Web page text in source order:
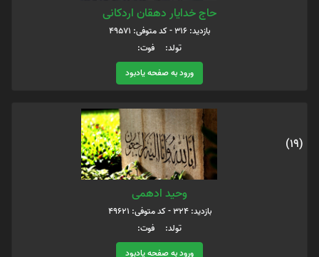
حاج خدایار دهقان اردکانی
بازدید: 316 - کد متوفی: 49571
تولد: فوت:
ورود به صفحه یادبود
(19)
وحید ادهمی
بازدید: 324 - کد متوفی: 49621
تولد: فوت:
ورود به صفحه یادبود